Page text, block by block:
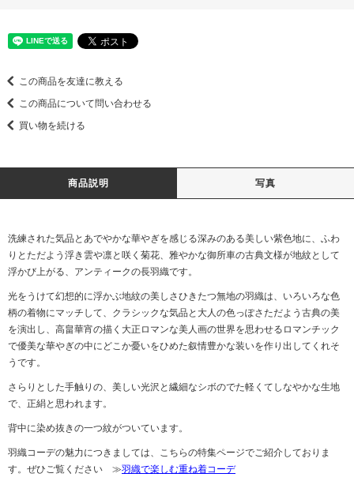
この商品を友達に教える
この商品について問い合わせる
買い物を続ける
商品説明 写真
洗練された気品とあでやかな華やぎを感じる深みのある美しい紫色地に、ふわ
りとただよう浮き雲や凛と咲く菊花、雅やかな御所車の古典文様が地紋として
浮かび上がる、アンティークの長羽織です。
光をうけて幻想的に浮かぶ地紋の美しさひきたつ無地の羽織は、いろいろな色
柄の着物にマッチして、クラシックな気品と大人の色っぽさただよう古典の美
を演出し、高畠華宵の描く大正ロマンな美人画の世界を思わせるロマンチック
で優美な華やぎの中にどこか憂いをひめた叙情豊かな装いを作り出してくれそ
うです。
さらりとした手触りの、美しい光沢と繊細なシボのでた軽くてしなやかな生地
で、正絹と思われます。
背中に染め抜きの一つ紋がついています。
羽織コーデの魅力につきましては、こちらの特集ページでご紹介しておりま
す。ぜひご覧ください ≫羽織で楽しむ重ね着コーデ